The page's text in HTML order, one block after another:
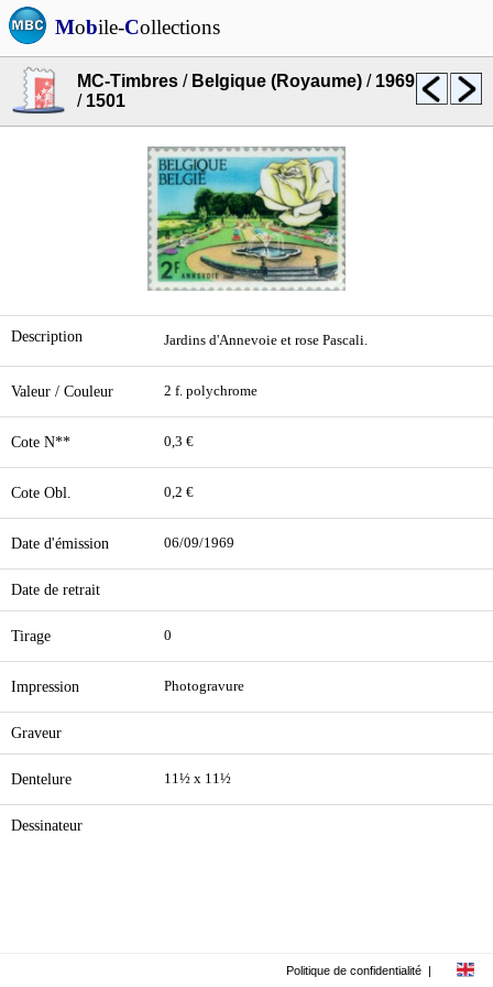
Mobile-Collections
MC-Timbres / Belgique (Royaume) / 1969
/ 1501
Description Jardins d'Annevoie et rose Pascali.
Valeur / Couleur 2 f. polychrome
Cote N** 0,3 €
Cote Obl. 0,2 €
Date d'émission 06/09/1969
Date de retrait
Tirage 0
Impression Photogravure
Graveur
Dentelure 11½ x 11½
Dessinateur
Politique de confidentialité |